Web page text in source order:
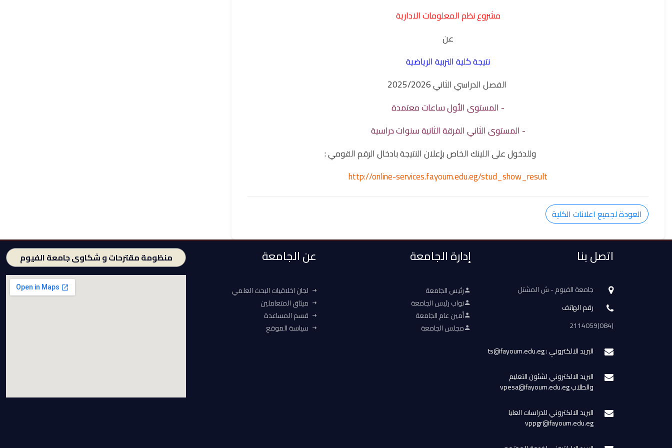
مشروع نظم المعلومات الادارية
عن
نتيجة كلية التربية الرياضية
الفصل الدراسي الثاني 2025/2026
- المستوى الأول ساعات معتمدة
- المستوى الثاني الفرقة الثانية سنوات دراسية
وللدخول على اللينك الخاص بإعلان النتيجة بادخال الرقم القومي :
http://online-services.fayoum.edu.eg/stud_show_result
العودة لجميع اعلانات الكلية
اتصل بنا
جامعة الفيوم - ش المشتل
رقم الهاتف
(084)2114059
البريد الالكتروني : ts@fayoum.edu.eg
البريد الالكتروني لشئون التعليم
والطلاب vpesa@fayoum.edu.eg
البريد الالكتروني للدراسات العليا
vppgr@fayoum.edu.eg
إدارة الجامعة
رئيس الجامعة
نواب رئيس الجامعة
أمين عام الجامعة
مجلس الجامعة
عن الجامعة
لجان اخلاقيات البحث العلمي
ميثاق المتعاملين
قسم المساعدة
سياسة الموقع
منظومة مقترحات و شكاوى جامعة الفيوم